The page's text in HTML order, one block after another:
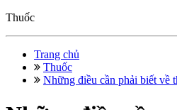
Thuốc
Trang chủ
Thuốc
Những điều cần phải biết về